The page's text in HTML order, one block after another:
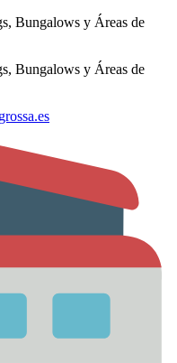
Bungalows y Áreas de
Bungalows y Áreas de